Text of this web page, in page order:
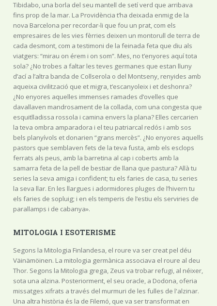
Tibidabo, una borla del seu mantell de setí verd que arribava
fins prop de la mar. La Providència t’ha deixada enmig de la
nova Barcelona per recordar-li que fou un prat, com els
empresaires de les vies fèrries deixen un montorull de terra de
cada desmont, com a testimoni de la feinada feta que diu als
viatgers: “mirau on érem i on som”. Mes, no t’enyores aquí tota
sola? ¿No trobes a faltar les teves germanes que estan lluny
d’ací a l’altra banda de Collserola o del Montseny, renyides amb
aqueixa civilització que et migra, t’escanyoleix i et deshonra?
¿No enyores aquelles immenses ramades d’ovelles que
davallaven mandrosament de la collada, com una congesta que
esquitlladissa rossola i camina envers la plana? Elles cercarien
la teva ombra amparadora i el teu patriarcal redós i amb sos
bels planyívols et donarien “grans mercès”. ¿No enyores aquells
pastors que semblaven fets de la teva fusta, amb els esclops
ferrats als peus, amb la barretina al cap i coberts amb la
samarra feta de la pell de bestiar de llana que pastura? Allà tu
series la seva amiga i confident; tu els faries de casa, tu series
la seva llar. En les llargues i adormidores pluges de l’hivern tu
els faries de sopluig; i en els temperis de l’estiu els serviries de
parallamps i de cabanya».
MITOLOGIA I ESOTERISME
Segons la Mitologia Finlandesa, el roure va ser creat pel déu
Väinämöinen. La mitologia germànica associava el roure al deu
Thor. Segons la Mitologia grega, Zeus va trobar refugi, al néixer,
sota una alzina. Posteriorment, el seu oracle, a Dodona, oferia
missatges xifrats a través del murmuri de les fulles de l'alzinar.
Una altra història és la de Filemó, que va ser transformat en